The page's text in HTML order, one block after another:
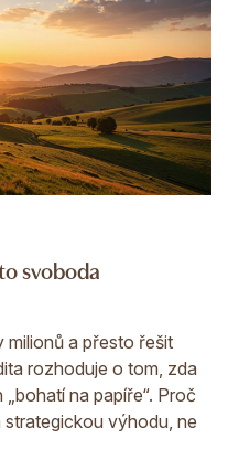
svoboda
milionů a přesto řešit
rozhoduje o tom, zda
na papíře“. Proč
výhodu, ne